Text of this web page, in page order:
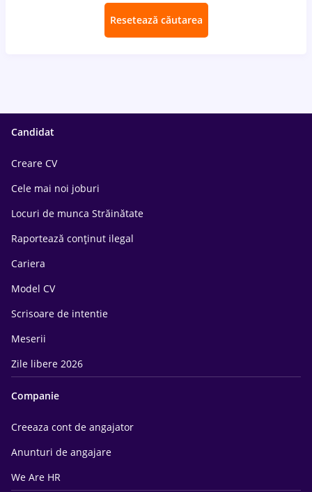
Resetează căutarea
Candidat
Creare CV
Cele mai noi joburi
Locuri de munca Străinătate
Raportează conținut ilegal
Cariera
Model CV
Scrisoare de intentie
Meserii
Zile libere 2026
Companie
Creeaza cont de angajator
Anunturi de angajare
We Are HR